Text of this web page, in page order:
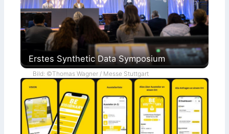
Erstes Synthetic Data Symposium
Bild: ©Thomas Wagner / Messe Stuttgart